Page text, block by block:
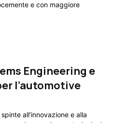
e con maggiore
Engineering e
l’automotive
all’innovazione e alla